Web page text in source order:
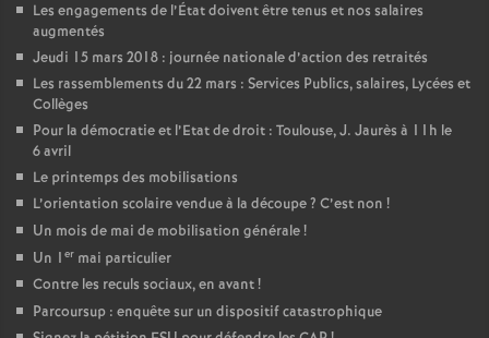
Les engagements de l’État doivent être tenus et nos salaires
augmentés
Jeudi 15 mars 2018 : journée nationale d’action des retraités
Les rassemblements du 22 mars : Services Publics, salaires, Lycées et
Collèges
Pour la démocratie et l’Etat de droit : Toulouse, J. Jaurès à 11h le
6 avril
Le printemps des mobilisations
L’orientation scolaire vendue à la découpe? C’est non !
Un mois de mai de mobilisation générale!
Un 1 er mai particulier
Contre les reculs sociaux, en avant!
Parcoursup : enquête sur un dispositif catastrophique